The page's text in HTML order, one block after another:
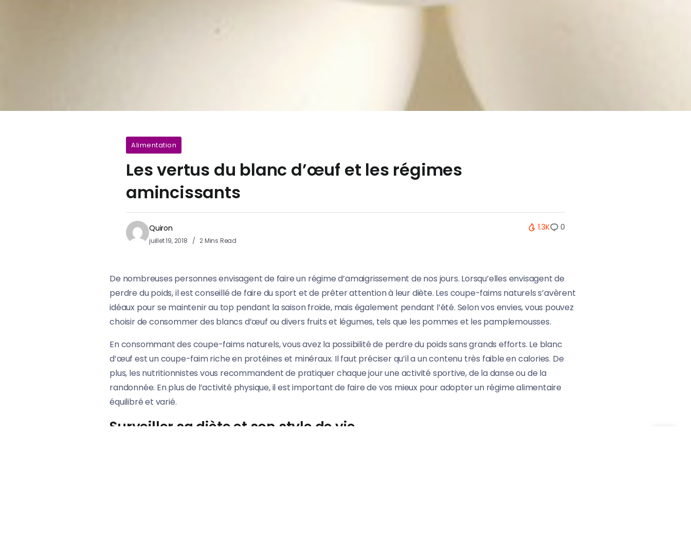
Alimentation
Les vertus du blanc d’œuf et les régimes
amincissants
Quiron
juillet 19, 2018 2 Mins Read
1.3K 0
De nombreuses personnes envisagent de faire un régime d’amaigrissement de nos jours. Lorsqu’elles envisagent de
perdre du poids, il est conseillé de faire du sport et de prêter attention à leur diète. Les coupe-faims naturels s’avèrent
idéaux pour se maintenir au top pendant la saison froide, mais également pendant l’été. Selon vos envies, vous pouvez
choisir de consommer des blancs d’œuf ou divers fruits et légumes, tels que les pommes et les pamplemousses.
En consommant des coupe-faims naturels, vous avez la possibilité de perdre du poids sans grands efforts. Le blanc
d’œuf est un coupe-faim riche en protéines et minéraux. Il faut préciser qu’il a un contenu très faible en calories. De
plus, les nutritionnistes vous recommandent de pratiquer chaque jour une activité sportive, de la danse ou de la
randonnée. En plus de l’activité physique, il est important de faire de vos mieux pour adopter un régime alimentaire
équilibré et varié.
Surveiller sa diète et son style de vie